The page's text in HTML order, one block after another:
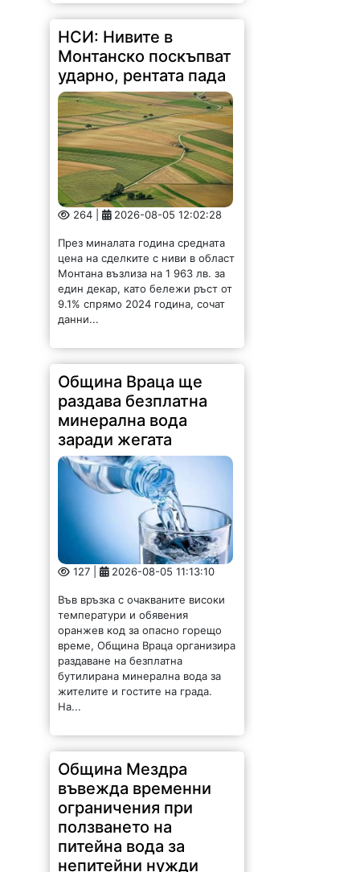
НСИ: Нивите в
Монтанско поскъпват
ударно, рентата пада
264 | 2026-08-05 12:02:28
През миналата година средната
цена на сделките с ниви в област
Монтана възлиза на 1 963 лв. за
един декар, като бележи ръст от
9.1% спрямо 2024 година, сочат
данни...
Община Враца ще
раздава безплатна
минерална вода
заради жегата
127 | 2026-08-05 11:13:10
Във връзка с очакваните високи
температури и обявения
оранжев код за опасно горещо
време, Община Враца организира
раздаване на безплатна
бутилирана минерална вода за
жителите и гостите на града.
На...
Община Мездра
въвежда временни
ограничения при
ползването на
питейна вода за
непитейни нужди